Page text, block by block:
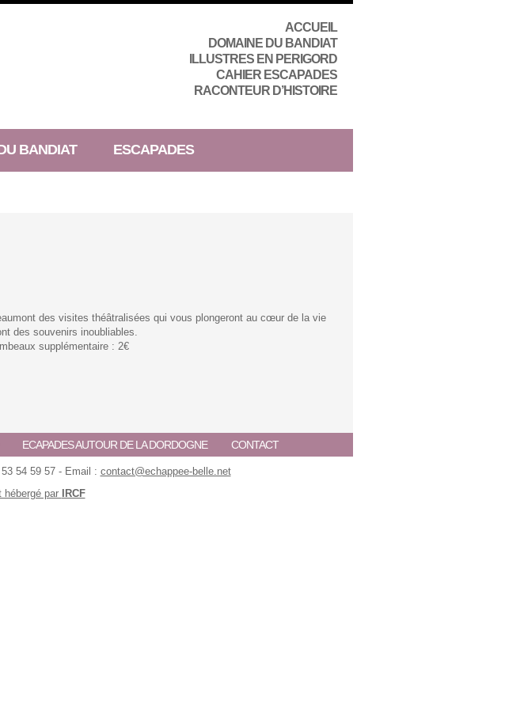
ACCUEIL
DOMAINE DU BANDIAT
ILLUSTRES EN PERIGORD
CAHIER ESCAPADES
RACONTEUR D’HISTOIRE
BANDIAT ESCAPADES
des visites théâtralisées qui vous plongeront au cœur de la vie
des souvenirs inoubliables.
supplémentaire : 2€
ECAPADES AUTOUR DE LA DORDOGNE CONTACT
54 59 57 - Email : contact@echappee-belle.net
hébergé par IRCF